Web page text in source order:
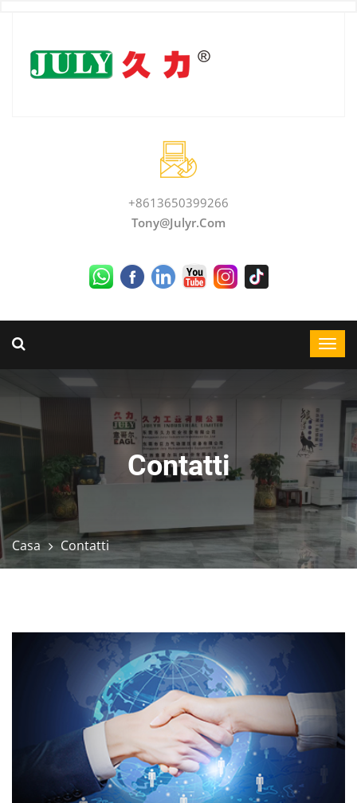
+8613650399266
Tony@julyr.com
Contatti
Casa Contatti